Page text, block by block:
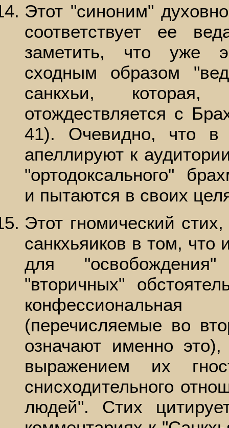
Этот "синоним"
соответствует ее
заметить, что уже
сходным образом
санкхьи,
отождествляется с
41). Очевидно, что в
апеллируют к
"ортодоксального"
и пытаются в своих
Этот гномический
санкхьяиков в том, что
для
"вторичных"
(перечисляемые во
означают именно
выражением их
снисходительного
людей". Стих